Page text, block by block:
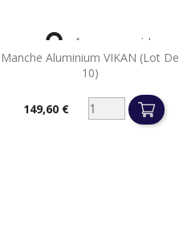
Manche Aluminium VIKAN (lot De
10)
149,60 €
 Aperçu rapide